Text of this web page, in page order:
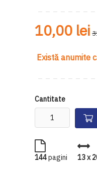
10,00 lei
Există anumite
Cantitate
144pagini 13 x